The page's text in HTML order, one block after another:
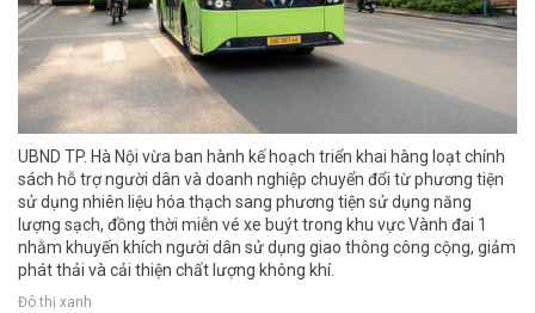
UBND TP. Hà Nội vừa ban hành kế hoạch triển khai hàng loạt chính
sách hỗ trợ người dân và doanh nghiệp chuyển đổi từ phương tiện
sử dụng nhiên liệu hóa thạch sang phương tiện sử dụng năng
lượng sạch, đồng thời miễn vé xe buýt trong khu vực Vành đai 1
nhằm khuyến khích người dân sử dụng giao thông công cộng, giảm
phát thải và cải thiện chất lượng không khí.
Đô thị xanh